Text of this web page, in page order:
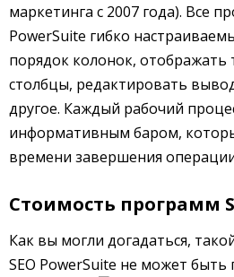
маркетинга с 2007 года). Все
PowerSuite гибко
порядок колонок,
столбцы, редактировать
другое. Каждый рабочий
информативным баром,
времени завершения
Стоимость программ
Как вы могли догадаться,
SEO PowerSuite не может быть